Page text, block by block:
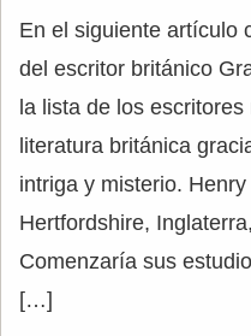
En el siguiente artículo
del escritor británico
la lista de los
literatura británica
intriga y misterio.
Hertfordshire,
Comenzaría sus
[…]